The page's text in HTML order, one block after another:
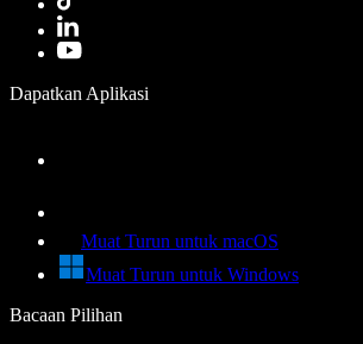
Dapatkan Aplikasi
Muat Turun untuk macOS
Muat Turun untuk Windows
Bacaan Pilihan